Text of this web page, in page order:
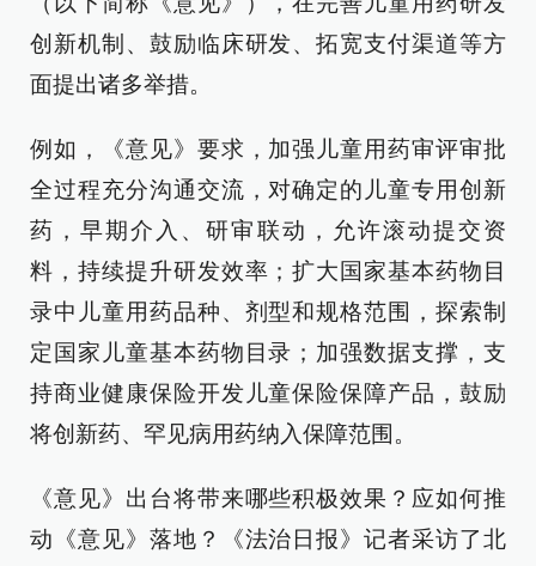
创新机制、鼓励临床研发、拓宽支付渠道等方
面提出诸多举措。
例如，《意见》要求，加强儿童用药审评审批
全过程充分沟通交流，对确定的儿童专用创新
药，早期介入、研审联动，允许滚动提交资
料，持续提升研发效率；扩大国家基本药物目
录中儿童用药品种、剂型和规格范围，探索制
定国家儿童基本药物目录；加强数据支撑，支
持商业健康保险开发儿童保险保障产品，鼓励
将创新药、罕见病用药纳入保障范围。
《意见》出台将带来哪些积极效果？应如何推
动《意见》落地？《法治日报》记者采访了北